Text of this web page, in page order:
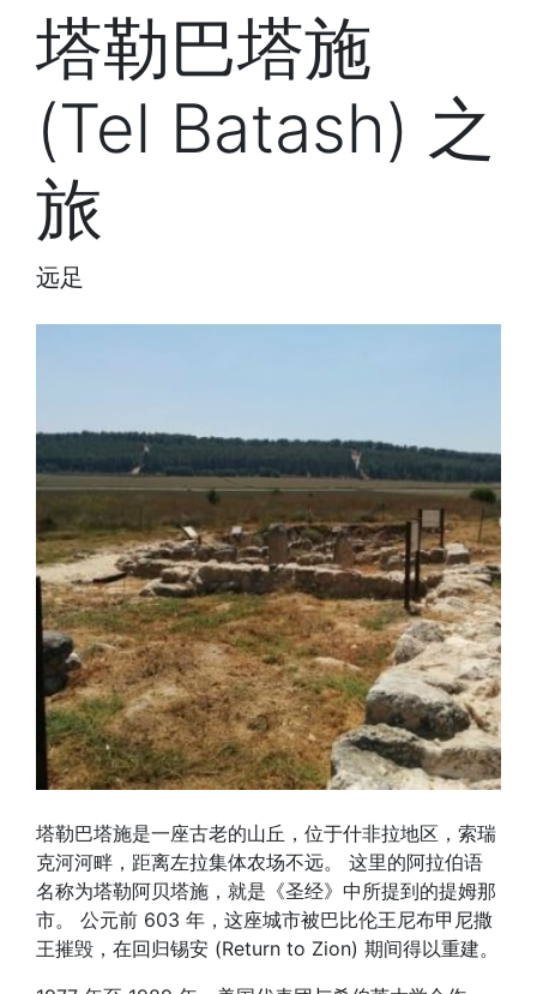
塔勒巴塔施
(Tel Batash) 之
旅
远足
塔勒巴塔施是一座古老的山丘，位于什非拉地区，索瑞
克河河畔，距离左拉集体农场不远。 这里的阿拉伯语
名称为塔勒阿贝塔施，就是《圣经》中所提到的提姆那
市。 公元前 603 年，这座城市被巴比伦王尼布甲尼撒
王摧毁，在回归锡安 (Return to Zion) 期间得以重建。